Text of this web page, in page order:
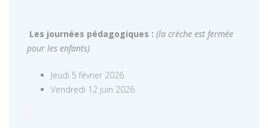
Les journées pédagogiques : (la crèche est fermée
pour les enfants)
Jeudi 5 février 2026
Vendredi 12 juin 2026